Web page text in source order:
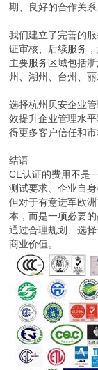
期、良好的合作关
我们建立了完善的
证审核、后续服务，
主要服务区域包括
州、湖州、台州、丽
选择杭州贝安企业
效提升企业管理水
得更多客户信任和市
结语
CE认证的费用不是
测试要求、企业自身
但对于有意进军欧
本，而是一项必要的
通过合理规划、选
商业价值。